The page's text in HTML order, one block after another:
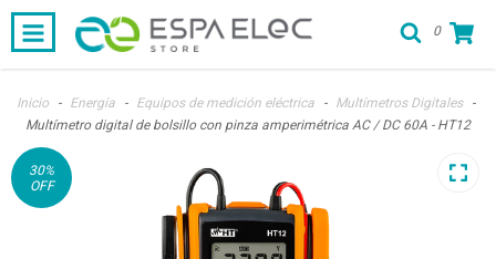
0
Inicio - Energía - Equipos de medición eléctrica - Multímetros Digitales
-
Multímetro digital de bolsillo con pinza amperimétrica AC / DC 60A - HT12
30%
OFF